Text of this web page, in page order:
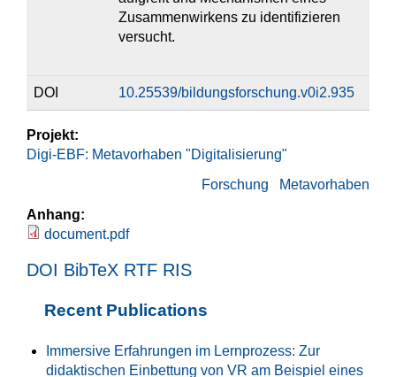
Zusammenwirkens zu identifizieren
versucht.
DOI 10.25539/bildungsforschung.v0i2.935
Projekt:
Digi-EBF: Metavorhaben "Digitalisierung"
Metavorhaben
Forschung
Anhang:
document.pdf
DOI BibTeX RTF RIS
Recent Publications
Immersive Erfahrungen im Lernprozess: Zur
didaktischen Einbettung von VR am Beispiel eines